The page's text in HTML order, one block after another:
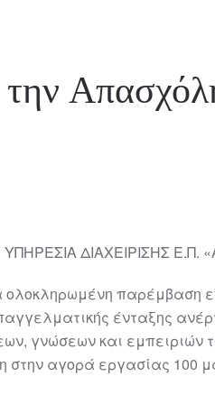
την
ΥΠΗΡΕΣΙΑ ΔΙΑΧΕΙΡΙΣΗΣ
παρέμβαση
ένταξης
γνώσεων και εμπειριών
στην αγορά εργασίας 100